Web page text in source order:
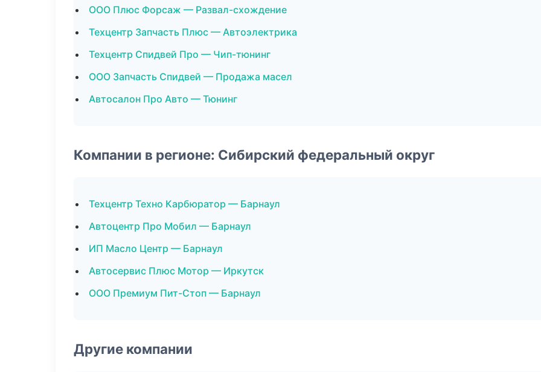
ООО Плюс Форсаж — Развал-схождение
Техцентр Запчасть Плюс — Автоэлектрика
Техцентр Спидвей Про — Чип-тюнинг
ООО Запчасть Спидвей — Продажа масел
Автосалон Про Авто — Тюнинг
Компании в регионе: Сибирский федеральный округ
Техцентр Техно Карбюратор — Барнаул
Автоцентр Про Мобил — Барнаул
ИП Масло Центр — Барнаул
Автосервис Плюс Мотор — Иркутск
ООО Премиум Пит-Стоп — Барнаул
Другие компании